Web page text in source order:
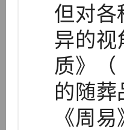
但对各
异的视
质》（
的随
《周